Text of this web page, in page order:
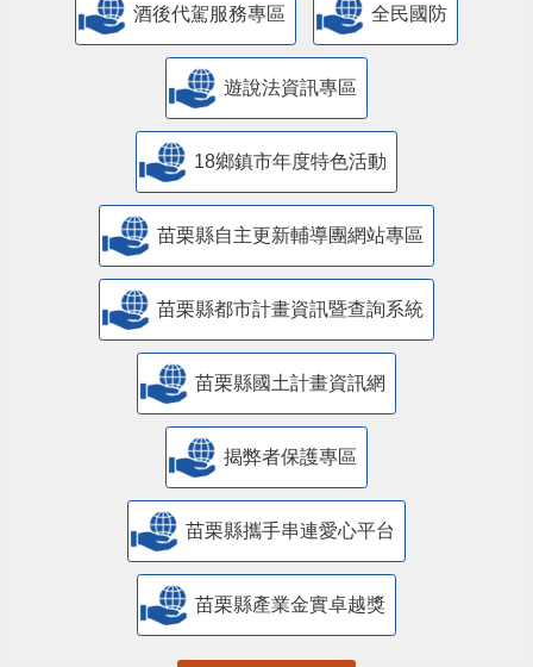
酒後代駕服務專區 全民國防
遊說法資訊專區
18鄉鎮市年度特色活動
苗栗縣自主更新輔導團網站專區
苗栗縣都市計畫資訊暨查詢系統
苗栗縣國土計畫資訊網
揭弊者保護專區
苗栗縣攜手串連愛心平台
苗栗縣產業金實卓越獎